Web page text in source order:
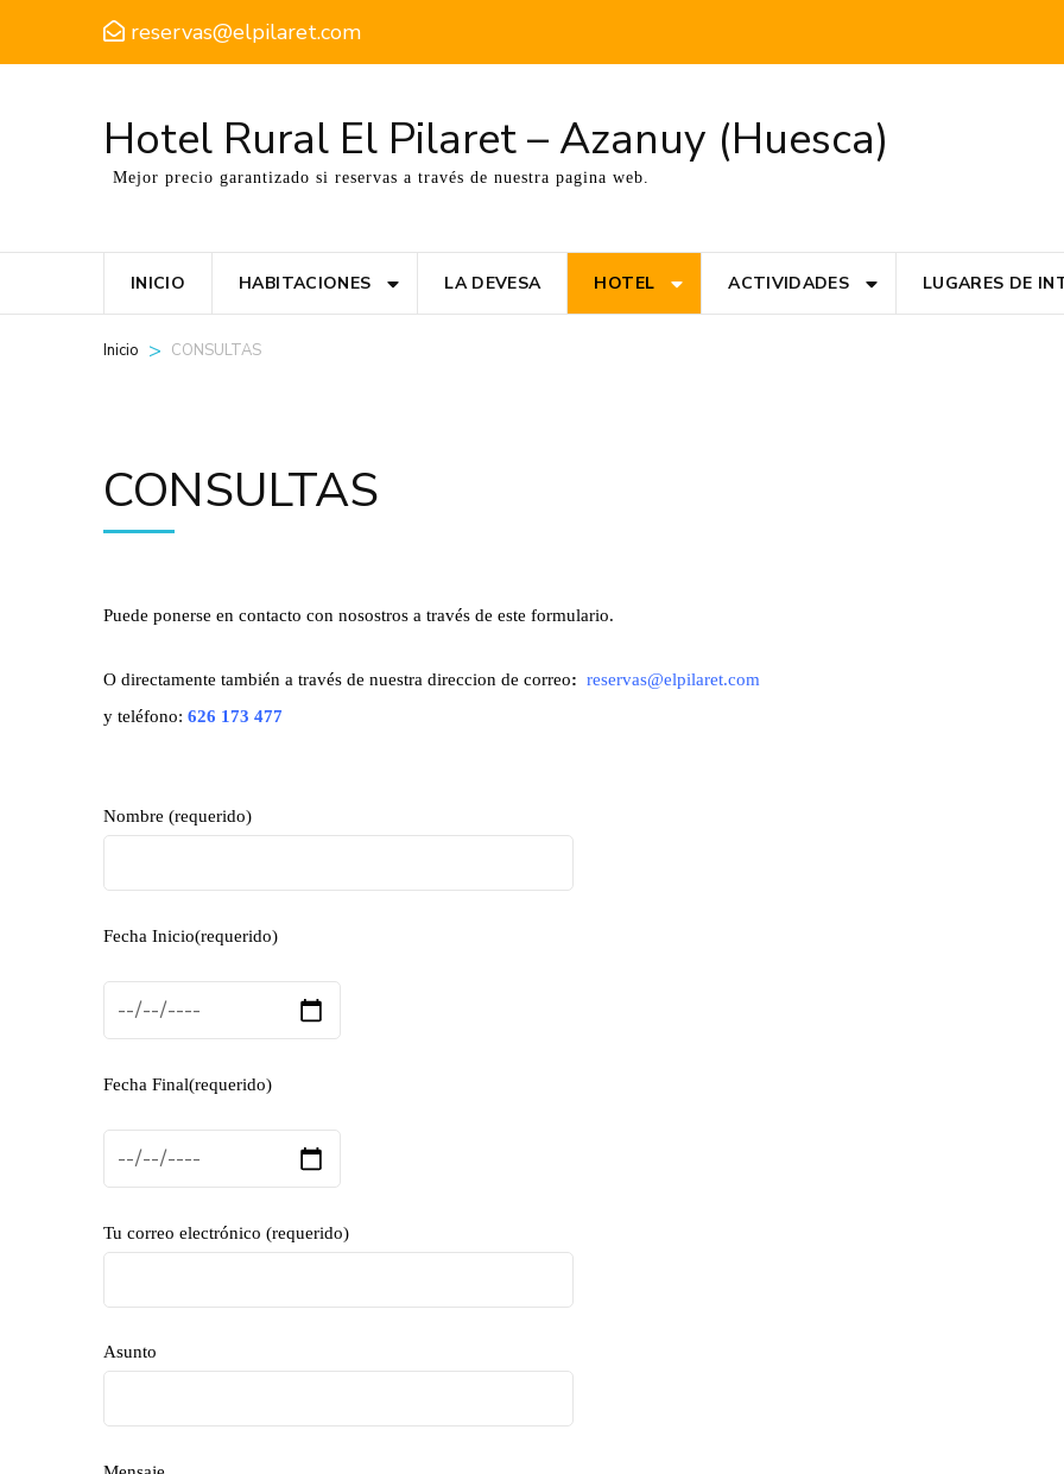
reservas@elpilaret.com
Hotel Rural El Pilaret – Azanuy (Huesca)
Mejor precio garantizado si reservas a través de nuestra pagina web.
INICIO HABITACIONES LA DEVESA HOTEL ACTIVIDADES LUGARES DE
Inicio > CONSULTAS
CONSULTAS
Puede ponerse en contacto con nosostros a través de este formulario.
O directamente también a través de nuestra direccion de correo: reservas@elpilaret.com
y teléfono: 626 173 477
Nombre (requerido)
Fecha Inicio(requerido)
Fecha Final(requerido)
Tu correo electrónico (requerido)
Asunto